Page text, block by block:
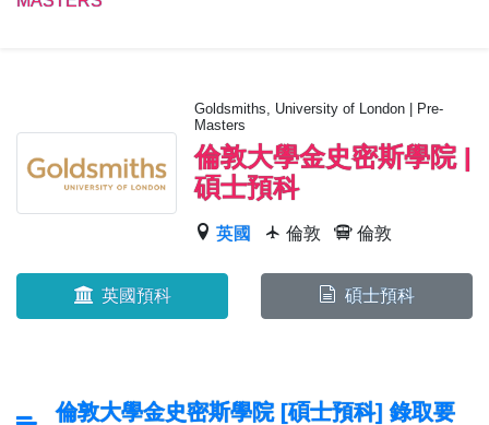
Goldsmiths, University of London | Pre-
Masters
倫敦大學金史密斯學院 |
碩士預科
英國 倫敦 倫敦
英國預科 碩士預科
倫敦大學金史密斯學院 [碩士預科] 錄取要